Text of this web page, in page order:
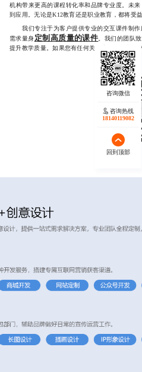
机构带来更高的课程转化率和品牌专业度。未
到应用。无论是K12教育还是职业教育，都将受
我们专注于为客户提供专业的交互课件制作
需求量身定制高质量的课件 。我们的团队
提升教学质量。如果您有任何关于交互课件制作
咨询热线
18140119082
回到顶部